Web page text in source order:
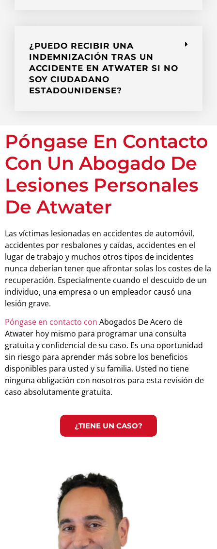
¿PUEDO RECIBIR UNA
INDEMNIZACIÓN TRAS UN
ACCIDENTE EN ATWATER SI NO
SOY CIUDADANO
ESTADOUNIDENSE?
Póngase En Contacto
Con Un Abogado De
Lesiones Personales
De Atwater
Las víctimas lesionadas en accidentes de automóvil,
accidentes por resbalones y caídas, accidentes en el
lugar de trabajo y muchos otros tipos de incidentes
nunca deberían tener que afrontar solas los costes de la
recuperación. Especialmente cuando el descuido de un
individuo, una empresa o un empleador causó una
lesión grave.
Póngase en contacto con Abogados De Acero de
Atwater hoy mismo para programar una consulta
gratuita y confidencial de su caso. Es una oportunidad
sin riesgo para aprender más sobre los beneficios
disponibles para usted y su familia. Usted no tiene
ninguna obligación con nosotros para esta revisión de
caso absolutamente gratuita.
¿TIENE UN CASO?